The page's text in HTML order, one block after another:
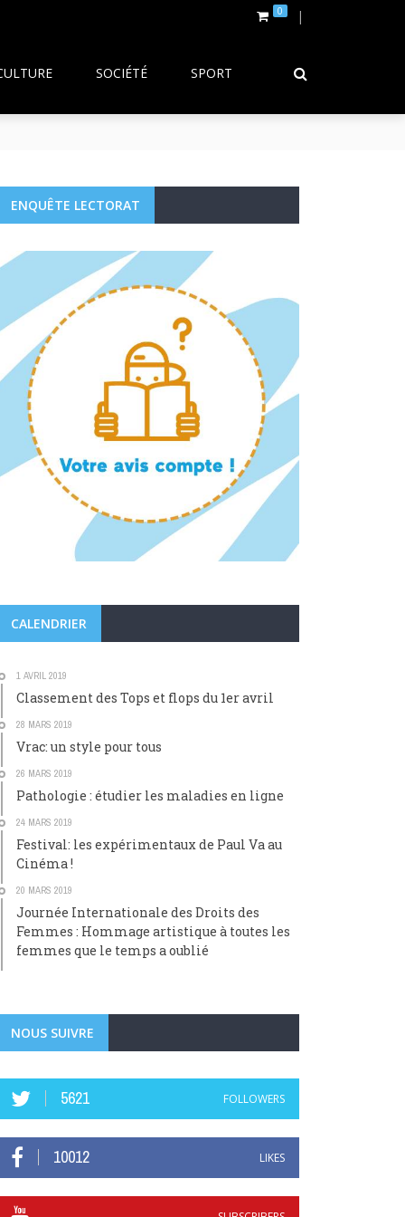
0
SOCIÉTÉ SPORT
ENQUÊTE LECTORAT
CALENDRIER
1 AVRIL 2019
Classement des Tops et flops du 1er avril
28 MARS 2019
Vrac: un style pour tous
26 MARS 2019
Pathologie : étudier les maladies en ligne
24 MARS 2019
Festival: les expérimentaux de Paul Va au
Cinéma !
20 MARS 2019
Journée Internationale des Droits des
Femmes : Hommage artistique à toutes les
femmes que le temps a oublié
NOUS SUIVRE
5621 FOLLOWERS
10012 LIKES